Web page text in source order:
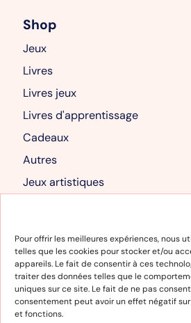
Pour offrir les meilleures expériences, nous
telles que les cookies pour stocker et/ou
appareils. Le fait de consentir à ces
traiter des données telles que le
uniques sur ce site. Le fait de ne pas
consentement peut avoir un effet négatif
et fonctions.
Shop
Jeux
Livres
Livres jeux
Livres d'apprentissage
Cadeaux
Autres
Jeux artistiques
Mon compte
Mon compte
Panier
Informations